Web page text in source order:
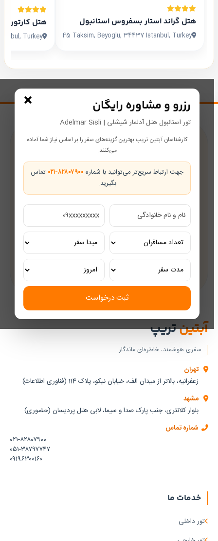
هتل گراند استار بسفروس استانبول
Siraselviler Cad. No:45 Taksim, Beyoglu, 34437 Istanbul, Turkey
هتل کارتون
Turkey
رزرو و مشاوره رایگان
تور استانبول هتل آدلمار شیشلی | Adelmar Sisli
کارشناسان آبتین تریپ بهترین گزینه‌های سفر را بر اساس نیاز شما آماده
می‌کنند.
جهت ارتباط سریع‌تر می‌توانید با شماره ۰۲۱-۸۲۸۰۷۹۰۰ تماس
بگیرید.
×
ثبت درخواست
پشتیبانی در طول سفر
همراه شما از رزرو تا بازگشت
تضمین بهترین قیمت
قیمت‌های رقابتی
مشاوره رایگان
کارشناسان مجرب گردشگری
تور ریلی اختصاصی
تجربه‌ای لوکس و به‌یادماندنی
آبتینتریپ
سفری هوشمند، خاطره‌ای ماندگار
تهران
زعفرانیه، بالاتر از میدان الف، خیابان نیکو، پلاک 114 (فناوری اطلاعات)
مشهد
بلوار کلانتری، جنب پارک صدا و سیما، لابی هتل پردیسان (حضوری)
شماره تماس
۰۲۱-۸۲۸۰۷۹۰۰
۰۵۱-۳۸۷۹۷۷۴۷
۰۹۱۹۶۳۰۰۱۶۰
خدمات ما
تور داخلی